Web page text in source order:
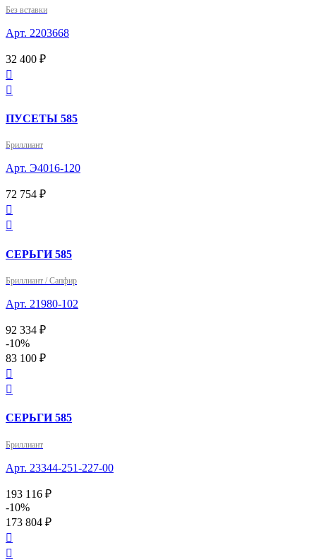
Без вставки
Арт. 2203668
32 400 ₽


ПУСЕТЫ 585
Бриллиант
Арт. Э4016-120
72 754 ₽


СЕРЬГИ 585
Бриллиант / Сапфир
Арт. 21980-102
92 334 ₽
-10%
83 100 ₽


СЕРЬГИ 585
Бриллиант
Арт. 23344-251-227-00
193 116 ₽
-10%
173 804 ₽

